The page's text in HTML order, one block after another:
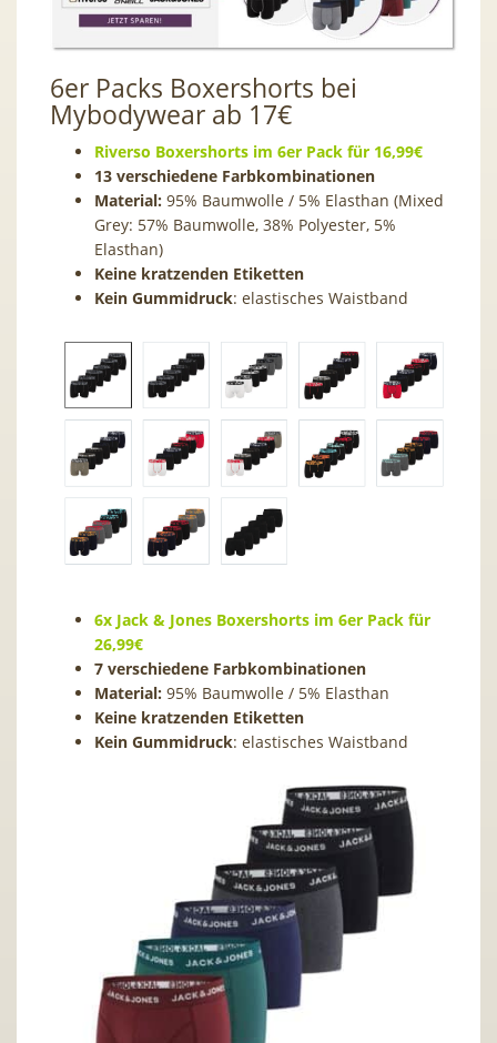
6er Packs Boxershorts bei
Mybodywear ab 17€
Riverso Boxershorts im 6er Pack für 16,99€
13 verschiedene Farbkombinationen
Material: 95% Baumwolle / 5% Elasthan (Mixed
Grey: 57% Baumwolle, 38% Polyester, 5%
Elasthan)
Keine kratzenden Etiketten
Kein Gummidruck: elastisches Waistband
6x Jack & Jones Boxershorts im 6er Pack für
26,99€
7 verschiedene Farbkombinationen
Material: 95% Baumwolle / 5% Elasthan
Keine kratzenden Etiketten
Kein Gummidruck: elastisches Waistband